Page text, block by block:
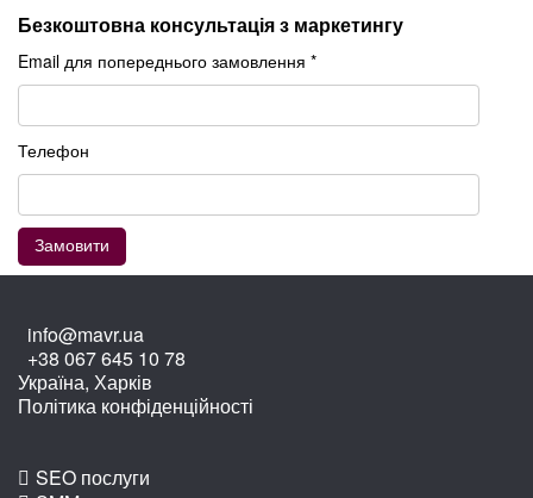
Безкоштовна консультація з маркетингу
Email для попереднього замовлення *
Телефон
info@mavr.ua
+38 067 645 10 78
Україна, Харків
Політика конфіденційності
SEO послуги